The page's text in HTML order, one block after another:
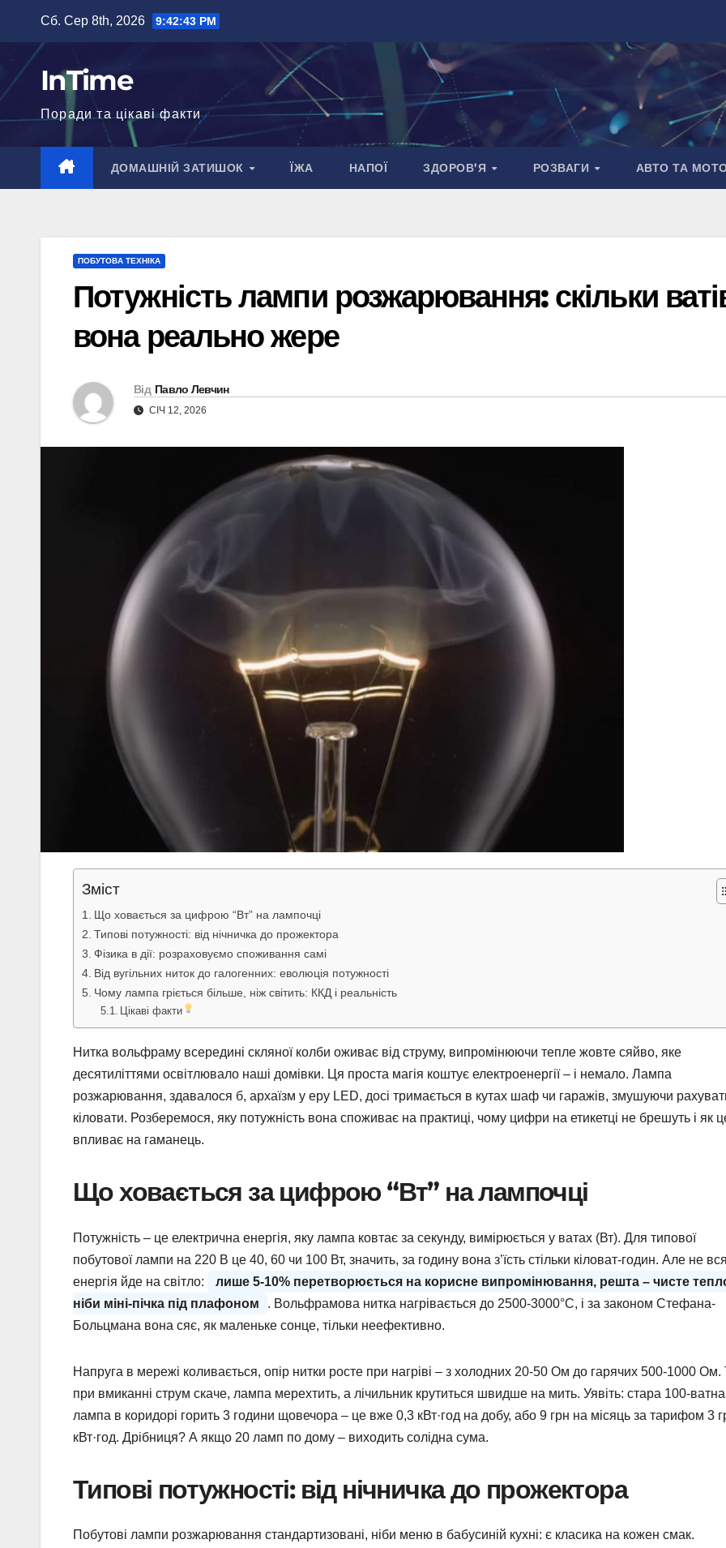
вмісту
Сб. Сер 8th, 2026 9:42:44 PM
InTime
Поради та цікаві факти
ДОМАШНІЙ ЗАТИШОК ЇЖА НАПОЇ ЗДОРОВ’Я РОЗВАГИ АВТО ТА
ПОБУТОВА ТЕХНІКА
Потужність лампи розжарювання: скільки
вона реально жере
Від Павло Левчин
СІЧ 12, 2026
Зміст
Що ховається за цифрою “Вт” на лампочці
Типові потужності: від нічничка до прожектора
Фізика в дії: розраховуємо споживання самі
Від вугільних ниток до галогенних: еволюція потужності
Чому лампа гріється більше, ніж світить: ККД і реальність
Цікаві факти
Нитка вольфраму всередині скляної колби оживає від струму, випромінюючи тепле жовте сяйво, яке
десятиліттями освітлювало наші домівки. Ця проста магія коштує електроенергії – і немало. Лампа
розжарювання, здавалося б, архаїзм у еру LED, досі тримається в кутах шаф чи гаражів, змушуючи
кіловати. Розберемося, яку потужність вона споживає на практиці, чому цифри на етикетці не брешуть і як
впливає на гаманець.
Що ховається за цифрою “Вт” на лампочці
Потужність – це електрична енергія, яку лампа ковтає за секунду, вимірюється у ватах (Вт). Для типової
побутової лампи на 220 В це 40, 60 чи 100 Вт, значить, за годину вона з’їсть стільки кіловат-годин. Але не
енергія йде на світло:
лише 5-10% перетворюється на корисне випромінювання, решта – чисте
ніби міні-пічка під плафоном
. Вольфрамова нитка нагрівається до 2500-3000°C, і за законом Стефана-
Больцмана вона сяє, як маленьке сонце, тільки неефективно.
Напруга в мережі коливається, опір нитки росте при нагріві – з холодних 20-50 Ом до гарячих 500-1000 Ом.
при вмиканні струм скаче, лампа мерехтить, а лічильник крутиться швидше на мить. Уявіть: стара 100-ватна
лампа в коридорі горить 3 години щовечора – це вже 0,3 кВт·год на добу, або 9 грн на місяць за тарифом 3
кВт·год. Дрібниця? А якщо 20 ламп по дому – виходить солідна сума.
Типові потужності: від нічничка до прожектора
Побутові лампи розжарювання стандартизовані, ніби меню в бабусиній кухні: є класика на кожен смак.